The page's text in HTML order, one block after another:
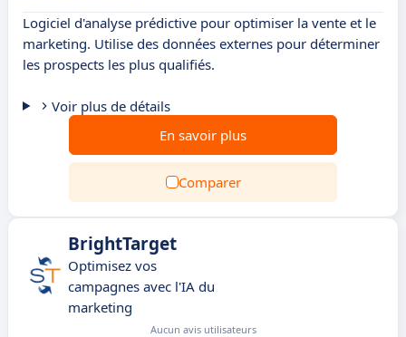
Logiciel d'analyse prédictive pour optimiser la vente et le
marketing. Utilise des données externes pour déterminer
les prospects les plus qualifiés.
Voir plus de détails
En savoir plus
Comparer
BrightTarget
Optimisez vos
campagnes avec l'IA du
marketing
Aucun avis utilisateurs